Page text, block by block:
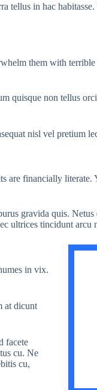
tellus in hac
them with terrible
non tellus
nisl vel pretium
are financially
gravida quis.
ultrices tincidunt arcu
in vix.
at dicunt
facete
cu. Ne
cu,